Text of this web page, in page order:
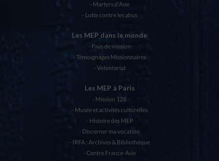
Martyrs d’Asie
Lutte contre les abus
Les MEP dans le monde
Pays de mission
Témoignages Missionnaires
Volontariat
Les MEP à Paris
Mission 128
Musée et activités culturelles
Histoire des MEP
Discerner ma vocation
IRFA : Archives & Bibliothèque
Centre France-Asie